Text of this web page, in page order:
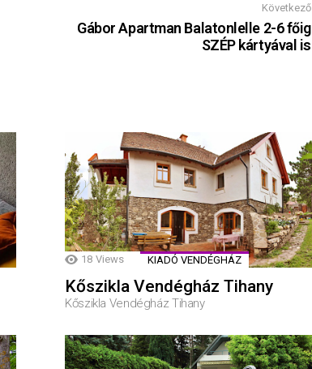
Következő
Gábor Apartman Balatonlelle 2-6 főig
SZÉP kártyával is
18 Views KIADÓ VENDÉGHÁZ
Kőszikla Vendégház Tihany
Kőszikla Vendégház Tihany